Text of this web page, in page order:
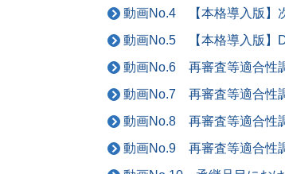
動画No.4 【本格導入版】
動画No.5 【本格導入版】
動画No.6 再審査等適合性
動画No.7 再審査等適合性
動画No.8 再審査等適合性
動画No.9 再審査等適合性